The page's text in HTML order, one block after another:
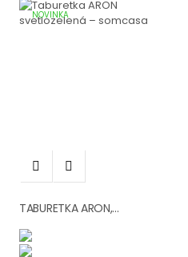
NOVINKA
 
TABURETKA ARON,...